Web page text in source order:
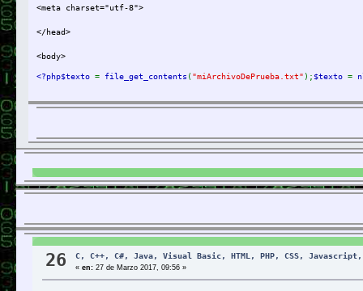
<meta charset="utf-8">
</head>
<body>
<?php$texto = file_get_contents ("miArchivoDePrueba.txt" ); $texto =
Ejercicio 2
Recupera el código fuente de tres páginas web diferentes y
http://cursophp.byethost14.com/aprenderaprogramar/rwarchivos/
Código:
Código:[Seleccionar]
<!DOCTYPE html>
26 C, C++, C#, Java, Visual Basic, HTML, PHP, CSS,
«en: 27 de Marzo 2017, 09:56 »